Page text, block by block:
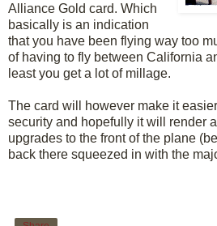
Alliance Gold card. Which
basically is an indication
that you have been flying way too
of having to fly between California
least you get a lot of millage.
The card will however make it
security and hopefully it will render
upgrades to the front of the plane
back there squeezed in with the